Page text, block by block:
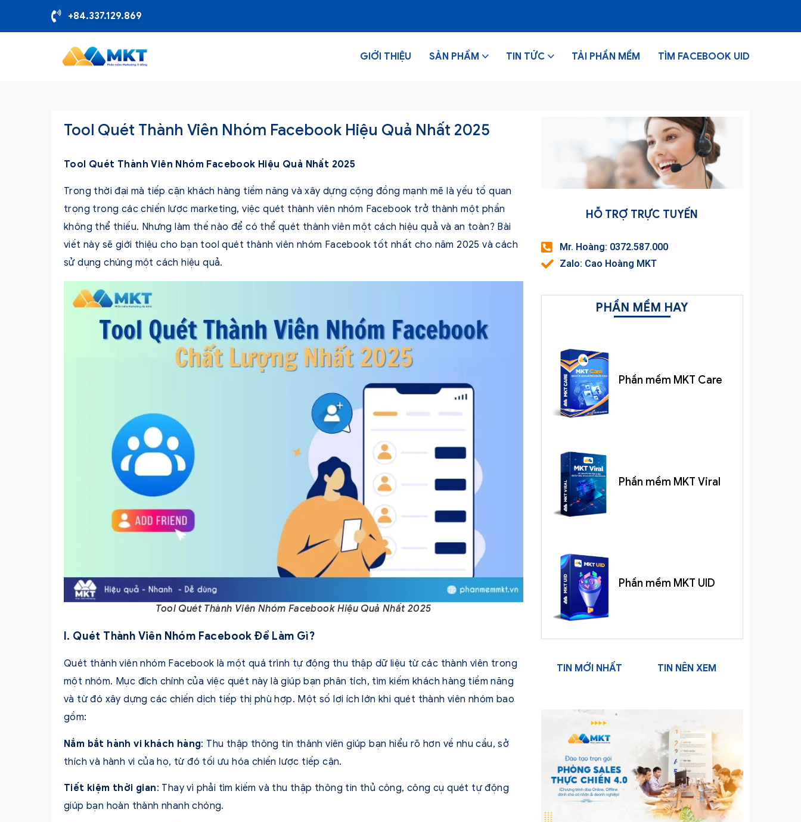
+84.337.129.869
GIỚI THIỆU SẢN PHẨM TIN TỨC TẢI PHẦN MỀM TÌM FACEBOOK UID
Tool Quét Thành Viên Nhóm Facebook Hiệu Quả Nhất 2025
Tool Quét Thành Viên Nhóm Facebook Hiệu Quả Nhất 2025
Trong thời đại mà tiếp cận khách hàng tiềm năng và xây dựng cộng đồng mạnh mẽ là yếu tố quan
trọng trong các chiến lược marketing, việc quét thành viên nhóm Facebook trở thành một phần
không thể thiếu. Nhưng làm thế nào để có thể quét thành viên một cách hiệu quả và an toàn? Bài
viết này sẽ giới thiệu cho bạn tool quét thành viên nhóm Facebook tốt nhất cho năm 2025 và cách
sử dụng chúng một cách hiệu quả.
Tool Quét Thành Viên Nhóm Facebook Hiệu Quả Nhất 2025
I. Quét Thành Viên Nhóm Facebook Để Làm Gì?
Quét thành viên nhóm Facebook là một quá trình tự động thu thập dữ liệu từ các thành viên trong
một nhóm. Mục đích chính của việc quét này là giúp bạn phân tích, tìm kiếm khách hàng tiềm năng
và từ đó xây dựng các chiến dịch tiếp thị phù hợp. Một số lợi ích lớn khi quét thành viên nhóm bao
gồm:
Nắm bắt hành vi khách hàng: Thu thập thông tin thành viên giúp bạn hiểu rõ hơn về nhu cầu, sở
thích và hành vi của họ, từ đó tối ưu hóa chiến lược tiếp cận.
Tiết kiệm thời gian: Thay vì phải tìm kiếm và thu thập thông tin thủ công, công cụ quét tự động
giúp bạn hoàn thành nhanh chóng.
HỖ TRỢ TRỰC TUYẾN
Mr. Hoàng: 0372.587.000
Zalo: Cao Hoàng MKT
PHẦN MỀM HAY
Phần mềm MKT Care
Phần mềm MKT Viral
Phần mềm MKT UID
TIN MỚI NHẤT TIN NÊN XEM